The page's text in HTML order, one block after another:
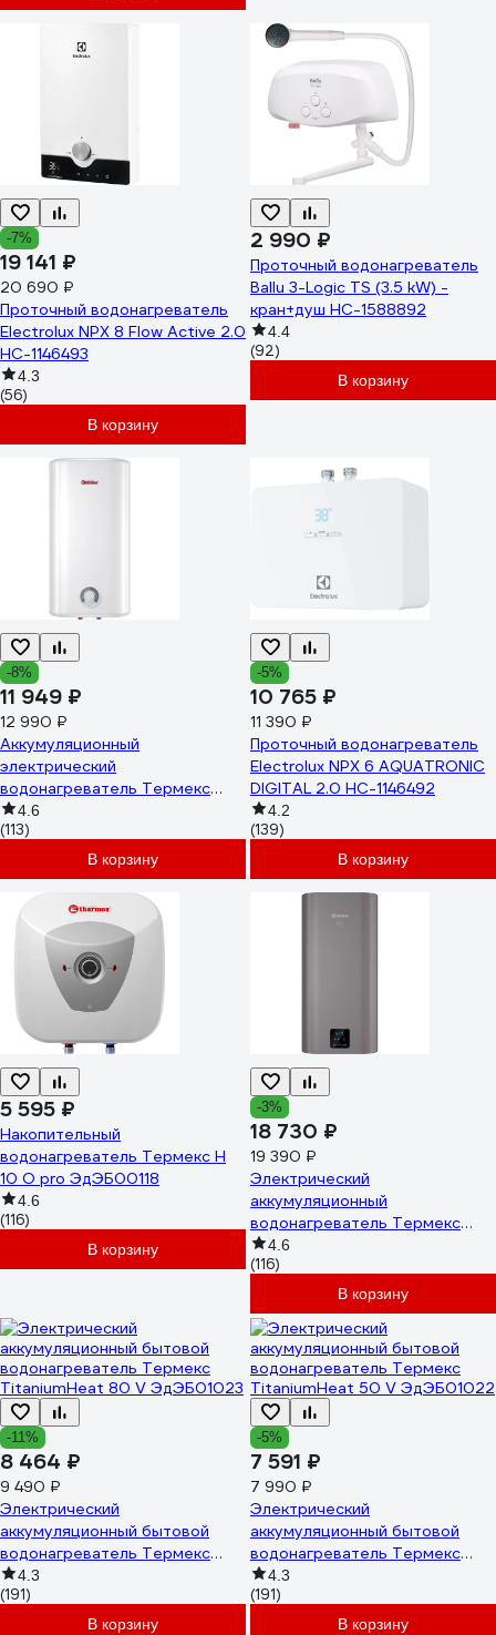
-7%
19 141 ₽
20 690 ₽
Проточный водонагреватель
Electrolux NPX 8 Flow Active 2.0
НС-1146493
4.3
(56)
В корзину
2 990 ₽
Проточный водонагреватель
Ballu 3-Logic TS (3.5 kW) -
кран+душ НС-1588892
4.4
(92)
В корзину
-8%
11 949 ₽
12 990 ₽
Аккумуляционный
электрический
водонагреватель Термекс
Ceramik 50 V ЭдЭ001634
4.6
(113)
В корзину
-5%
10 765 ₽
11 390 ₽
Проточный водонагреватель
Electrolux NPX 6 AQUATRONIC
DIGITAL 2.0 НС-1146492
4.2
(139)
В корзину
5 595 ₽
Накопительный
водонагреватель Термекс H
10 O pro ЭдЭБ00118
4.6
(116)
В корзину
-3%
18 730 ₽
19 390 ₽
Электрический
аккумуляционный
водонагреватель Термекс
бытовой Smart 80 V
ЭдЭБ00863
4.6
(116)
В корзину
-11%
8 464 ₽
9 490 ₽
Электрический
аккумуляционный бытовой
водонагреватель Термекс
TitaniumHeat 80 V ЭдЭБ01023
4.3
(191)
В корзину
-5%
7 591 ₽
7 990 ₽
Электрический
аккумуляционный бытовой
водонагреватель Термекс
TitaniumHeat 50 V ЭдЭБ01022
4.3
(191)
В корзину